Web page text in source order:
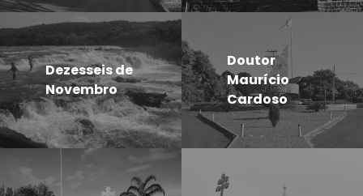
Dezesseis de
Novembro
Doutor
Maurício
Cardoso